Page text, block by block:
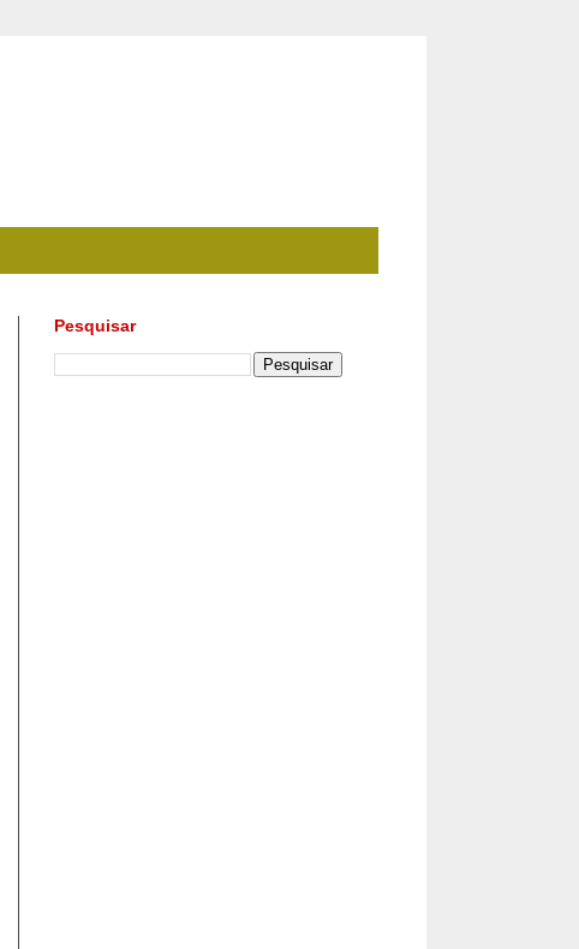
Pesquisar